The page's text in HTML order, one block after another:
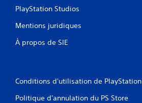
PlayStation Studios
Mentions juridiques
À propos de SIE
Conditions d'utilisation de PlayStation
Politique d'annulation du PS Store